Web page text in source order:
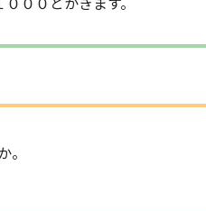
００とかきます。
。